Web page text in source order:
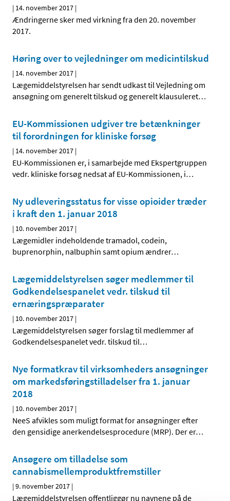
| 14. november 2017 |
Ændringerne sker med virkning fra den 20. november
2017.
Høring over to vejledninger om medicintilskud
| 14. november 2017 |
Lægemiddelstyrelsen har sendt udkast til Vejledning om
ansøgning om generelt tilskud og generelt klausuleret…
EU-Kommissionen udgiver tre betænkninger
til forordningen for kliniske forsøg
| 14. november 2017 |
EU-Kommissionen er, i samarbejde med Ekspertgruppen
vedr. kliniske forsøg nedsat af EU-Kommissionen, i…
Ny udleveringsstatus for visse opioider træder
i kraft den 1. januar 2018
| 10. november 2017 |
Lægemidler indeholdende tramadol, codein,
buprenorphin, nalbuphin samt opium ændrer…
Lægemiddelstyrelsen søger medlemmer til
Godkendelsespanelet vedr. tilskud til
ernæringspræparater
| 10. november 2017 |
Lægemiddelstyrelsen søger forslag til medlemmer af
Godkendelsespanelet vedr. tilskud til…
Nye formatkrav til virksomheders ansøgninger
om markedsføringstilladelser fra 1. januar
2018
| 10. november 2017 |
NeeS afvikles som muligt format for ansøgninger efter
den gensidige anerkendelsesprocedure (MRP). Der er…
Ansøgere om tilladelse som
cannabismellemprodukt­fremstiller
|9. november 2017 |
Lægemiddelstyrelsen offentliggør nu navnene på de